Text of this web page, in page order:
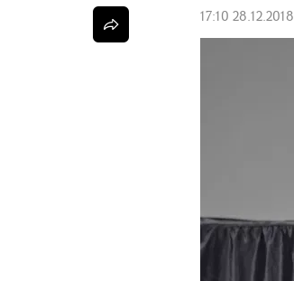
17:10 28.12.2018